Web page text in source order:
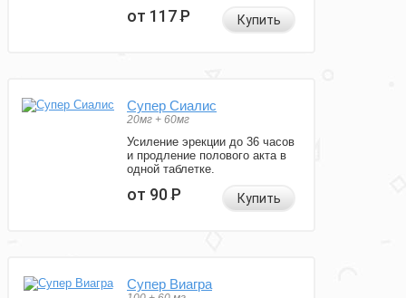
от 117Р Купить
Супер Сиалис
20мг + 60мг
Усиление эрекции до 36 часов
и продление полового акта в
одной таблетке.
от 90Р Купить
Супер Виагра